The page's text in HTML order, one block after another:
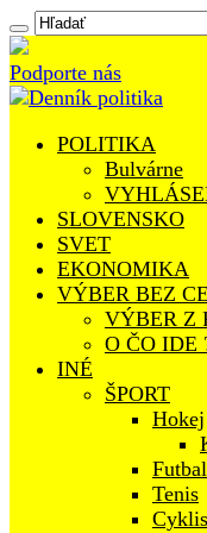
Podporte nás
POLITIKA
Bulvárne
SLOVENSKO
SVET
EKONOMIKA
VÝBER BEZ
VÝBER Z
O ČO IDE
INÉ
ŠPORT
Hokej
Futbal
Tenis